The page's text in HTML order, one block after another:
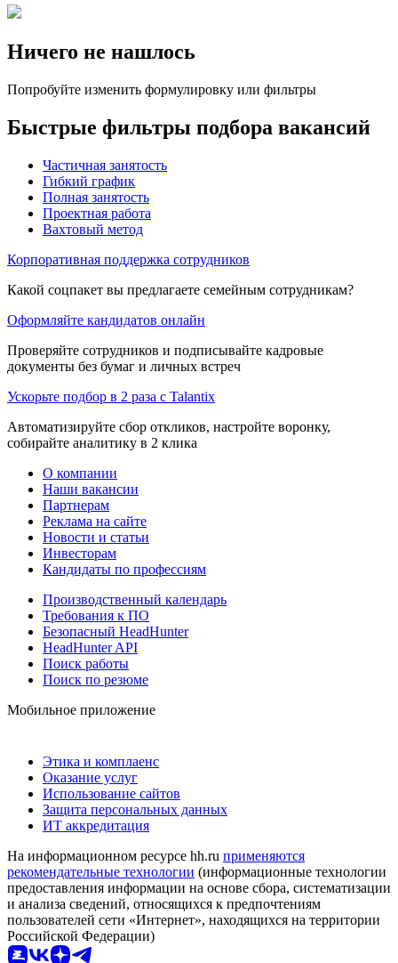
Ничего не нашлось
Попробуйте изменить формулировку или фильтры
Быстрые фильтры подбора вакансий
Частичная занятость
Гибкий график
Полная занятость
Проектная работа
Вахтовый метод
Корпоративная поддержка сотрудников
Какой соцпакет вы предлагаете семейным сотрудникам?
Оформляйте кандидатов онлайн
Проверяйте сотрудников и подписывайте кадровые
документы без бумаг и личных встреч
Ускорьте подбор в 2 раза с Talantix
Автоматизируйте сбор откликов, настройте воронку,
собирайте аналитику в 2 клика
О компании
Наши вакансии
Партнерам
Реклама на сайте
Новости и статьи
Инвесторам
Кандидаты по профессиям
Производственный календарь
Требования к ПО
Безопасный HeadHunter
HeadHunter API
Поиск работы
Поиск по резюме
Мобильное приложение
Этика и комплаенс
Оказание услуг
Использование сайтов
Защита персональных данных
ИТ аккредитация
На информационном ресурсе hh.ru применяются
рекомендательные технологии (информационные технологии
предоставления информации на основе сбора, систематизации
и анализа сведений, относящихся к предпочтениям
пользователей сети «Интернет», находящихся на территории
Российской Федерации)